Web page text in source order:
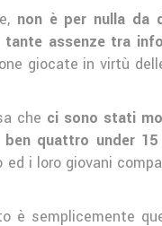
non è per nulla da
tante assenze tra
giocate in virtù
che ci sono stati
ben quattro under 15
ed i loro giovani
è semplicemente